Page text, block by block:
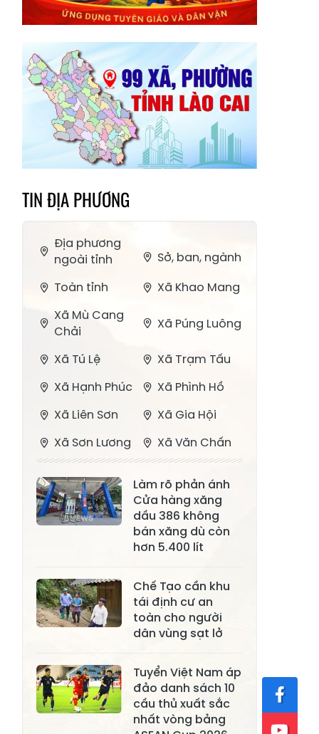
TIN ĐỊA PHƯƠNG
Địa phương
ngoài tỉnh
Sở, ban, ngành
Toàn tỉnh
Xã Khao Mang
Xã Mù Cang
Chải
Xã Púng Luông
Xã Tú Lệ
Xã Trạm Tấu
Xã Hạnh Phúc
Xã Phình Hồ
Xã Liên Sơn
Xã Gia Hội
Xã Sơn Lương
Xã Văn Chấn
Bằng La
Xã Chấn Thịnh
Xã Nghĩa Tâm
Xã Phong Dụ
Hạ
Xã Đông
Cuông
Xã Tân Hợp
Xã Mậu A Xã Xuân Ái
Xã Mỏ Vàng
Thượng
Xã Lục Yên
Xã Tân Lĩnh
Xã Phúc Lợi
Làm rõ phản ánh
Cửa hàng xăng
dầu 386 không
bán xăng dù còn
hơn 5.400 lít
Chế Tạo cần khu
tái định cư an
toàn cho người
dân vùng sạt lở
Tuyển Việt Nam áp
đảo danh sách 10
cầu thủ xuất sắc
nhất vòng bảng